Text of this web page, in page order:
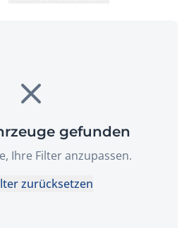
gefunden
Ihre Filter anzupassen.
zurücksetzen